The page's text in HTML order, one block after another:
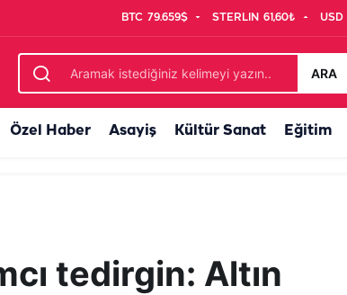
BTC 79.659$ STERLIN 61,60₺ USD
ARA
Özel Haber Asayiş Kültür Sanat Eğitim
tedirgin: Altın